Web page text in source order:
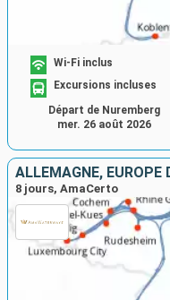
Wi-Fi inclus
Excursions incluses
Départ de Nuremberg
mer. 26 août 2026
ALLEMAGNE, EUROPE
8 jours, AmaCerto